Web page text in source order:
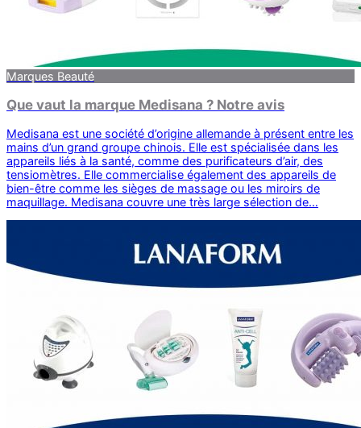
Marques Beauté
Que vaut la marque Medisana ? Notre avis
Medisana est une société d’origine allemande à présent entre les
mains d’un grand groupe chinois. Elle est spécialisée dans les
appareils liés à la santé, comme des purificateurs d’air, des
tensiomètres. Elle commercialise également des appareils de
bien-être comme les sièges de massage ou les miroirs de
maquillage. Medisana couvre une très large sélection de…